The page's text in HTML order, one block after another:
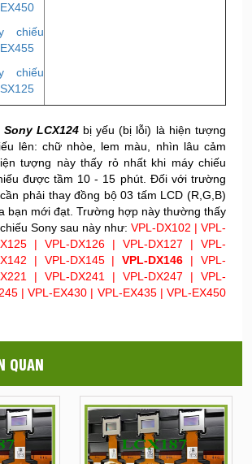
chiếu
chiếu
LCX124bị yếu (bị lỗi) là hiện tượng
lên: chữ nhòe, lem màu, nhìn lâu cảm
tượng này thấy rỏ nhất khi máy chiếu
được tầm 10 - 15 phút. Đối với trường
phải thay đồng bộ 03 tấm LCD (R,G,B)
bạn mới đạt. Trường hợp này thường thấy
Sony sau này như: VPL-DX102 | VPL-
| VPL-DX126 | VPL-DX127 | VPL-
| VPL-DX145 |VPL-DX146 | VPL-
| VPL-DX241 | VPL-DX247 | VPL-
| VPL-EX430 | VPL-EX435 | VPL-EX450
QUAN